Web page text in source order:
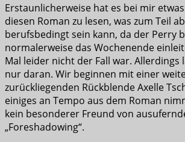
Erstaunlicherweise hat es bei mir
diesen Roman zu lesen, was zum Teil
berufsbedingt sein kann, da der Perry
normalerweise das Wochenende
Mal leider nicht der Fall war. Allerdings
nur daran. Wir beginnen mit einer
zurückliegenden Rückblende Axelle
einiges an Tempo aus dem Roman
kein besonderer Freund von
„Foreshadowing“.